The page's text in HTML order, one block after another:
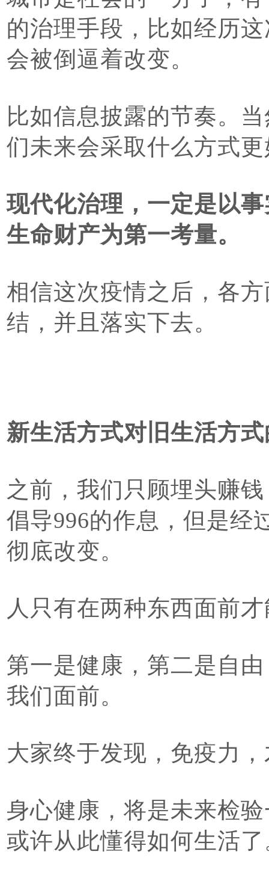
的治理手段，比如经历
会被倒逼着改变。
比如信息披露的节奏。
们未来会采取什么方式
现代化治理，一定是以
生命财产为第一考量。
相信这次疫情之后，各
结，并且落实下去。
新生活方式对旧生活方
之前，我们只顾埋头赚
倡导996的作息，但是经
彻底改变。
人只有在两种东西面前
第一是健康，第二是自
我们面前。
大家终于发现，免疫力
身心健康，将是未来检
或许从此懂得如何生活